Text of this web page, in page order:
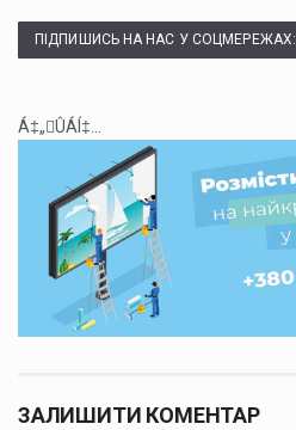
ПІДПИШИСЬ НА НАС У СОЦМЕРЕЖАХ:
Á‡„ÛÁÍ‡...
ЗАЛИШИТИ КОМЕНТАР